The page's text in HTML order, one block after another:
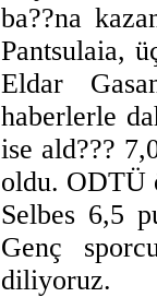
ba??na
Pantsulaia,
Eldar
haberlerle
ise ald???
oldu. ODTÜ
Selbes 6,5
Genç
diliyoruz.